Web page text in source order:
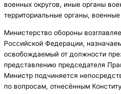
военных округов, иные органы
территориальные органы,
Министерство обороны
Российской Федерации,
освобождаемый от должности
представлению председателя
Министр подчиняется
по вопросам, отнесённым